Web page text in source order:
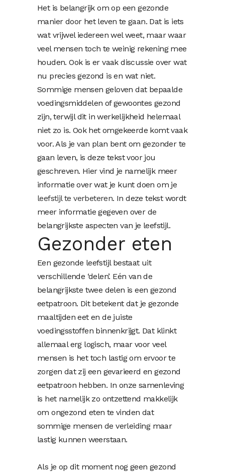
Het is belangrijk om op een gezonde
manier door het leven te gaan. Dat is iets
wat vrijwel iedereen wel weet, maar waar
veel mensen toch te weinig rekening mee
houden. Ook is er vaak discussie over wat
nu precies gezond is en wat niet.
Sommige mensen geloven dat bepaalde
voedingsmiddelen of gewoontes gezond
zijn, terwijl dit in werkelijkheid helemaal
niet zo is. Ook het omgekeerde komt vaak
voor. Als je van plan bent om gezonder te
gaan leven, is deze tekst voor jou
geschreven. Hier vind je namelijk meer
informatie over wat je kunt doen om je
leefstijl te verbeteren. In deze tekst wordt
meer informatie gegeven over de
belangrijkste aspecten van je leefstijl.
Gezonder eten
Een gezonde leefstijl bestaat uit
verschillende ‘delen’. Eén van de
belangrijkste twee delen is een gezond
eetpatroon. Dit betekent dat je gezonde
maaltijden eet en de juiste
voedingsstoffen binnenkrijgt. Dat klinkt
allemaal erg logisch, maar voor veel
mensen is het toch lastig om ervoor te
zorgen dat zij een gevarieerd en gezond
eetpatroon hebben. In onze samenleving
is het namelijk zo ontzettend makkelijk
om ongezond eten te vinden dat
sommige mensen de verleiding maar
lastig kunnen weerstaan.
Als je op dit moment nog geen gezond